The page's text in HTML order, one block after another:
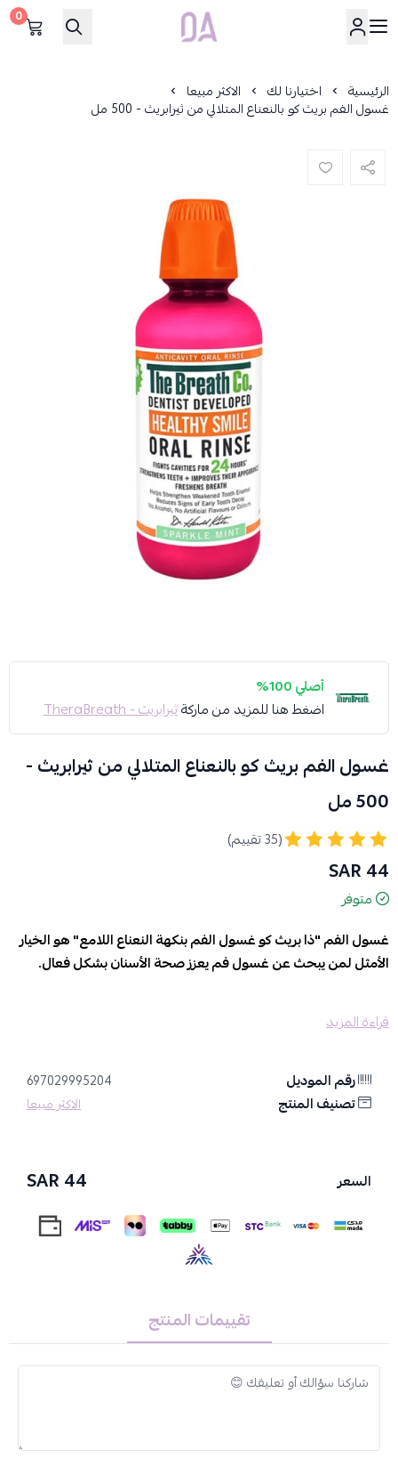
Dar Alamirat
0
الرئيسية اختيارنا لك الاكثر مبيعا
غسول الفم بريث كو بالنعناع المتلالي من ثيرابريث - 500 مل
أصلي 100%
اضغط هنا للمزيد من ماركةثيرابريث - TheraBreath
غسول الفم بريث كو بالنعناع المتلالي من ثيرابريث -
500 مل
(35 تقييم)
44 SAR
متوفر
غسول الفم "ذا بريث كو غسول الفم بنكهة النعناع اللامع" هو الخيار
الأمثل لمن يبحث عن غسول فم يعزز صحة الأسنان بشكل فعال.
غسول فم مضاد للتسوس:
الضعيف وتحسين مظهر الأسنان بشكل عام.
ينعش النفس:يمنحك نفساً منتعشاً يدوم طويلاً.
خالي من الكحول والنكهات والألوان الصناعية:
مما يجعله آمناً
للاستخدام اليومي.
تركيبة فريدة: يحتوي على مكونات مثل الفلورايد وزيليتول التي تعزز صحة
قراءة المزيد
رقم الموديل 697029995204
تصنيف المنتج الاكثر مبيعا
السعر 44 SAR
تقييمات المنتج